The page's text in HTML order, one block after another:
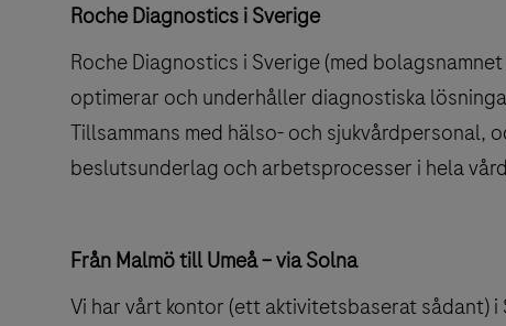
Roche Diagnostics i Sverige
Roche Diagnostics i Sverige (med
optimerar och underhåller diagnostiska
Tillsammans med hälso- och sjukvårdpersonal,
beslutsunderlag och arbetsprocesser i hela
Från Malmö till Umeå – via Solna
Vi har vårt kontor (ett aktivitetsbaserat sådant)